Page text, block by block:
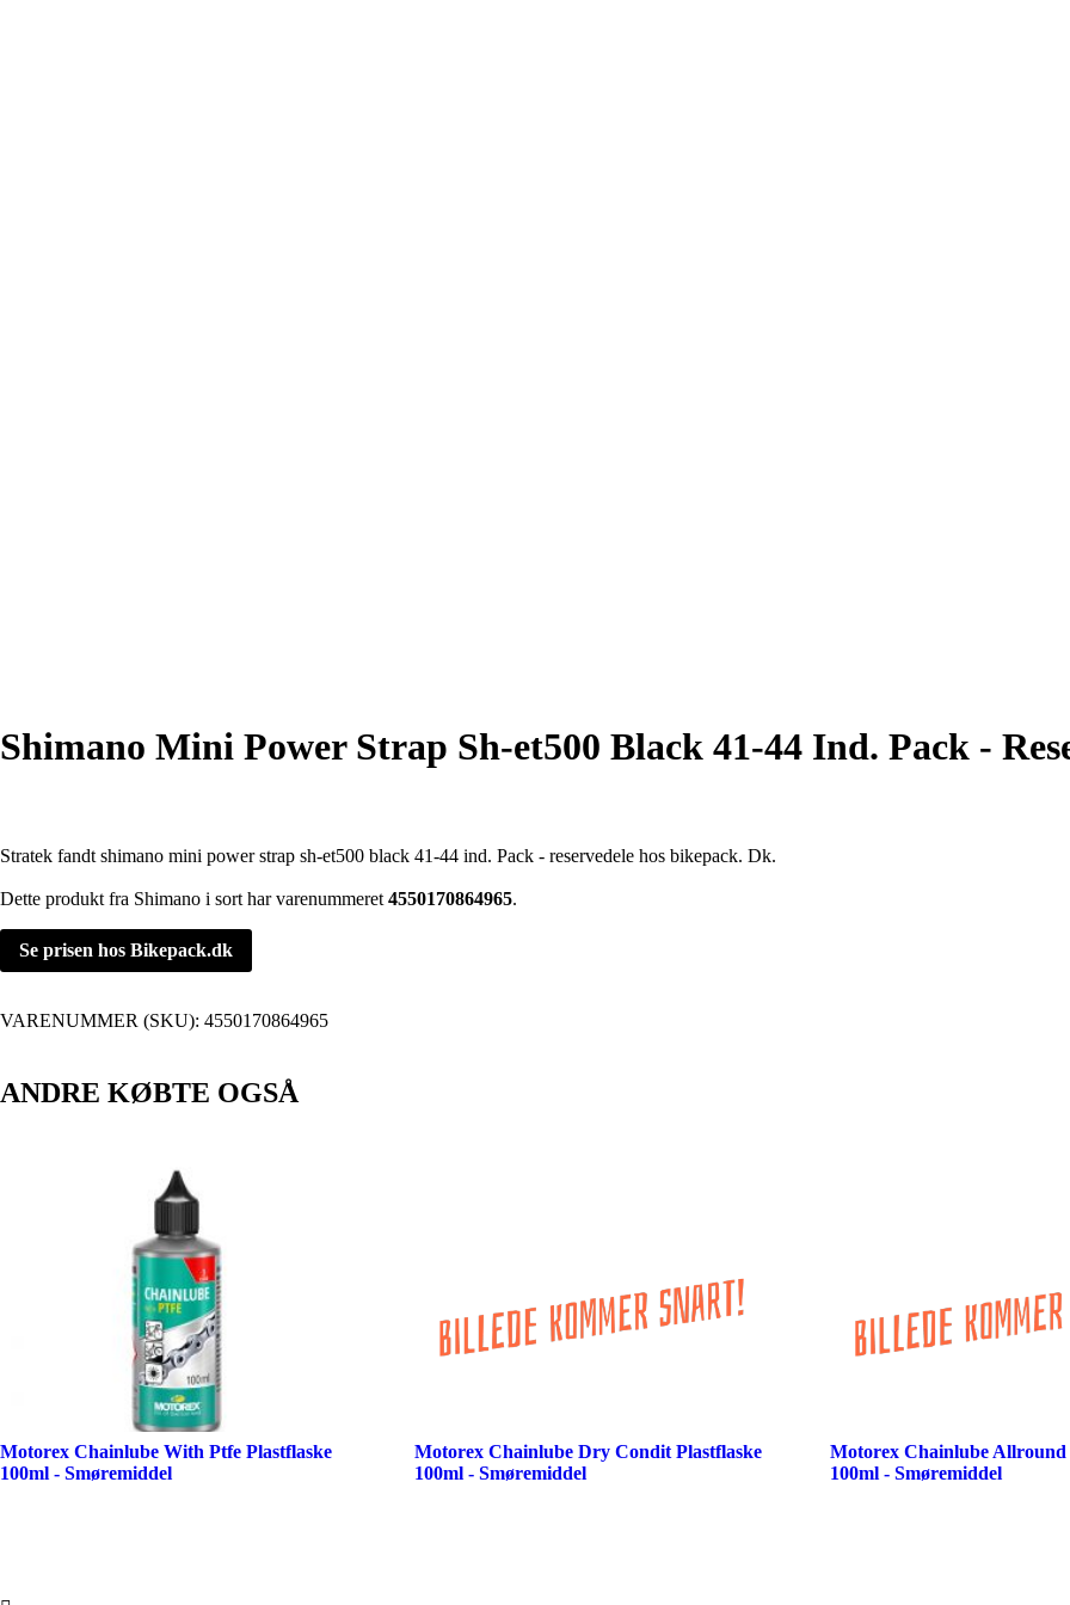
Shimano Mini Power Strap Sh-et500 Black 41-44 Ind. Pack -
Stratek fandt shimano mini power strap sh-et500 black 41-44 ind. Pack - reservedele hos bikepack. Dk.
Dette produkt fra Shimano i sort har varenummeret 4550170864965.
Se prisen hos Bikepack.dk
VARENUMMER (SKU): 4550170864965
ANDRE KØBTE OGSÅ
Motorex Chainlube With Ptfe Plastflaske
100ml - Smøremiddel
Motorex Chainlube Dry Condit Plastflaske
100ml - Smøremiddel
Motorex Chainlube Allround
100ml - Smøremiddel